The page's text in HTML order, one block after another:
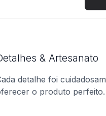
& Artesanato
detalhe foi
o produto perfeito.